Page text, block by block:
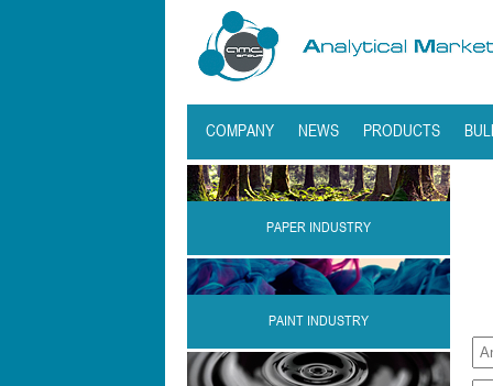
COMPANY NEWS PRODUCTS
PAPER INDUSTRY
PAINT INDUSTRY